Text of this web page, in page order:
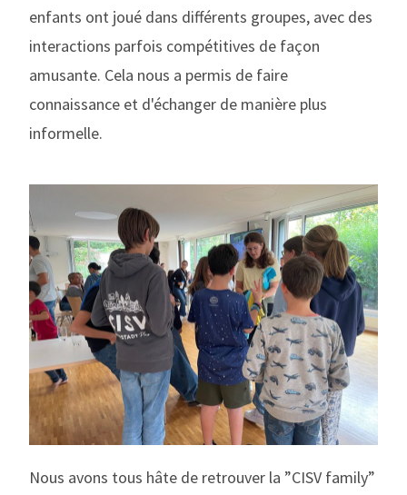
enfants ont joué dans différents groupes, avec des
interactions parfois compétitives de façon
amusante. Cela nous a permis de faire
connaissance et d'échanger de manière plus
informelle.
Nous avons tous hâte de retrouver la ”CISV family”